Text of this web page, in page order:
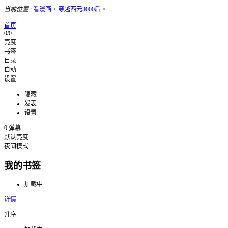
当前位置: 看漫画 > 穿越西元3000后 >
首页
0/0
亮度
书签
目录
自动
设置
隐藏
发表
设置
0 弹幕
默认亮度
夜间模式
我的书签
加载中...
详情
升序